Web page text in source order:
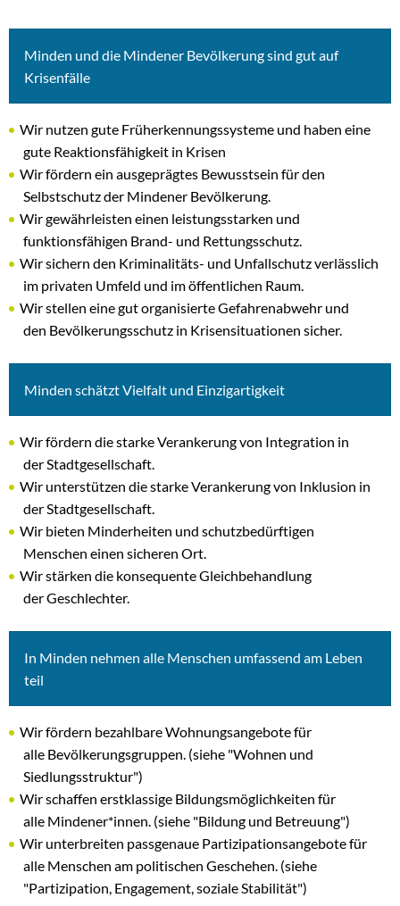
Minden und die Mindener Bevölkerung sind gut auf
Krisenfälle
Wir nutzen gute Früherkennungssysteme und haben eine
gute Reaktionsfähigkeit in Krisen
Wir fördern ein ausgeprägtes Bewusstsein für den
Selbstschutz der Mindener Bevölkerung.
Wir gewährleisten einen leistungsstarken und
funktionsfähigen Brand- und Rettungsschutz.
Wir sichern den Kriminalitäts- und Unfallschutz verlässlich
im privaten Umfeld und im öffentlichen Raum.
Wir stellen eine gut organisierte Gefahrenabwehr und
den Bevölkerungsschutz in Krisensituationen sicher.
Minden schätzt Vielfalt und Einzigartigkeit
Wir fördern die starke Verankerung von Integration in
der Stadtgesellschaft.
Wir unterstützen die starke Verankerung von Inklusion in
der Stadtgesellschaft.
Wir bieten Minderheiten und schutzbedürftigen
Menschen einen sicheren Ort.
Wir stärken die konsequente Gleichbehandlung
der Geschlechter.
In Minden nehmen alle Menschen umfassend am Leben
teil
Wir fördern bezahlbare Wohnungsangebote für
alle Bevölkerungsgruppen. (siehe "Wohnen und
Siedlungsstruktur")
Wir schaffen erstklassige Bildungsmöglichkeiten für
alle Mindener*innen. (siehe "Bildung und Betreuung")
Wir unterbreiten passgenaue Partizipationsangebote für
alle Menschen am politischen Geschehen. (siehe
"Partizipation, Engagement, soziale Stabilität")